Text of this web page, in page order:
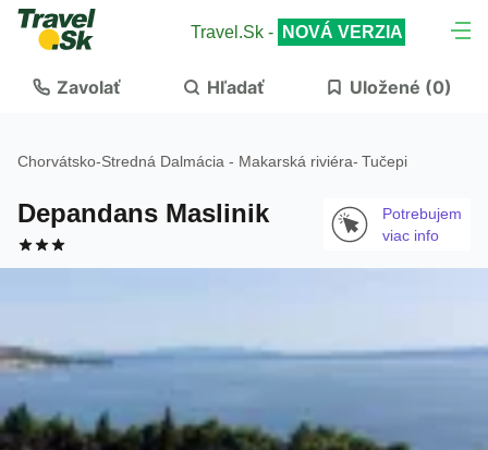
Travel.Sk - NOVÁ VERZIA
Zavolať Hľadať Uložené (0)
Chorvátsko-Stredná Dalmácia - Makarská riviéra- Tučepi
Depandans Maslinik
Potrebujem
viac info